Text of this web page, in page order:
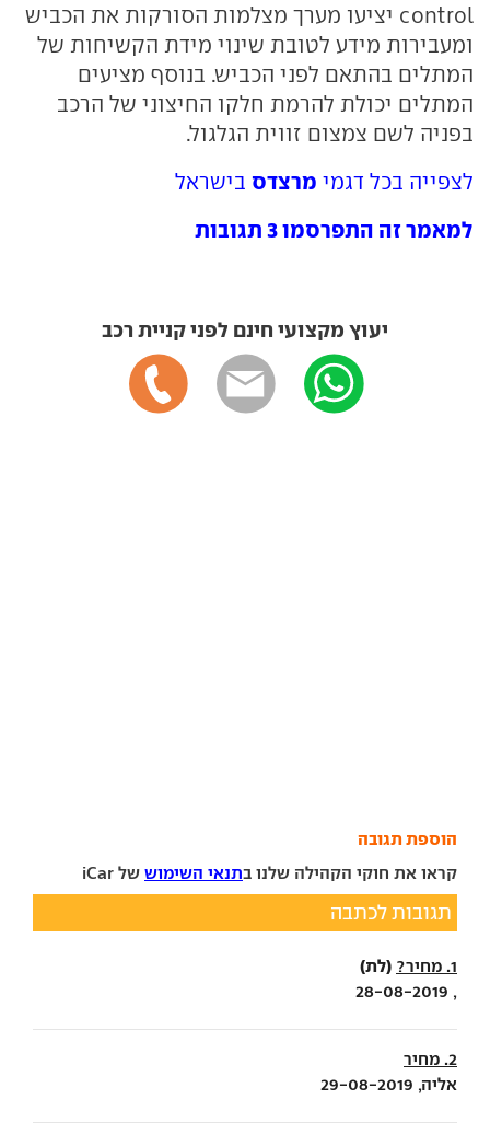
control יציעו מערך מצלמות הסורקות את הכביש
ומעבירות מידע לטובת שינוי מידת הקשיחות של
המתלים בהתאם לפני הכביש. בנוסף מציעים
המתלים יכולת להרמת חלקו החיצוני של הרכב
בפניה לשם צמצום זווית הגלגול.
לצפייה בכל דגמי מרצדס בישראל
למאמר זה התפרסמו 3 תגובות
יעוץ מקצועי חינם לפני קניית רכב
הוספת תגובה
קראו את חוקי הקהילה שלנו בתנאי השימוש של iCar
תגובות לכתבה
1. מחיר? (לת)
, 28-08-2019
2. מחיר
אליה, 29-08-2019